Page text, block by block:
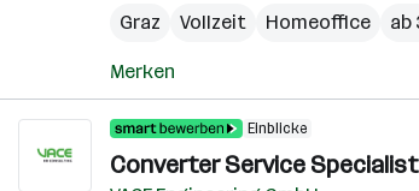
Graz
Vollzeit Homeoffice ab
Merken
Einblicke
Converter Service